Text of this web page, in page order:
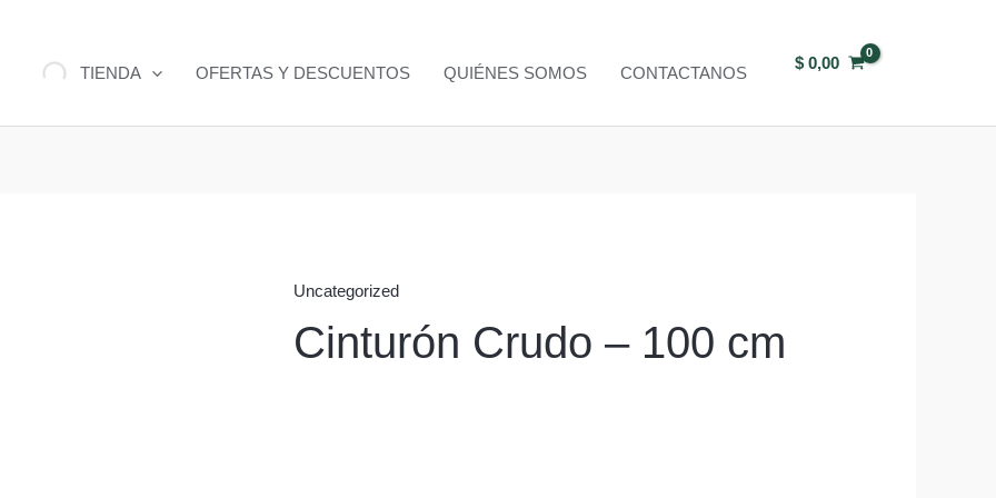
TIENDA OFERTAS Y DESCUENTOS QUIÉNES SOMOS CONTACTANOS
$ 0,00
Uncategorized
Cinturón Crudo – 100 cm